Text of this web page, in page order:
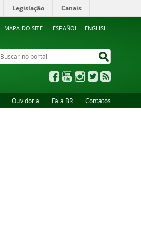
ESPAÑOL ENGLISH
MAPA DO SITE
Legislação Canais
Buscar no portal
FacebookYouTubeInstagram
Twitter
Ouvidoria Fala.BR Contatos